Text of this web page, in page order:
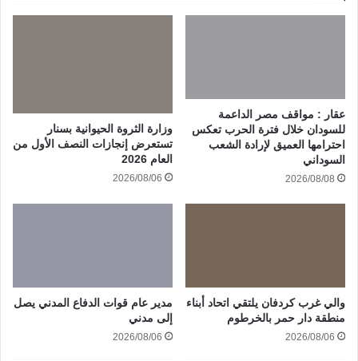
عقار : مواقف مصر الداعمة
للسودان خلال فترة الحرب تعكس
احترامها العميق لإرادة الشعب
السوداني
2026/08/08
وزارة الثروة الحيوانية بسنار
تستعرض إنجازات النصف الأول من
العام 2026
2026/08/06
والي غرب كردفان يلتقي اتحاد أبناء
منطقة دار حمر بالخرطوم
2026/08/06
مدير عام قوات الدفاع المدني يصل
إلى مدني
2026/08/06